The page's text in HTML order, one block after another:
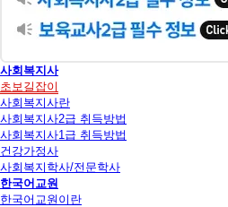
사회복지사
초보길잡이
사회복지사란
사회복지사2급 취득방법
사회복지사1급 취득방법
건강가정사
사회복지학사/전문학사
한국어교원
한국어교원이란